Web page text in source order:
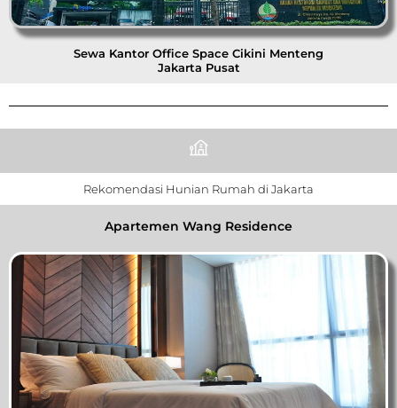
Sewa Kantor Office Space Cikini Menteng
Jakarta Pusat
Rekomendasi Hunian Rumah di Jakarta
Apartemen Wang Residence